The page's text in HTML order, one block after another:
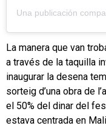
La manera que van
a través de la taquilla
inaugurar la desena
sorteig d’una obra de
el 50% del dinar del
estava centrada en